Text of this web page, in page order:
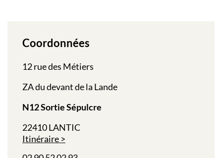
Coordonnées
12 rue des Métiers
ZA du devant de la Lande
N12 Sortie Sépulcre
22410 LANTIC
Itinéraire